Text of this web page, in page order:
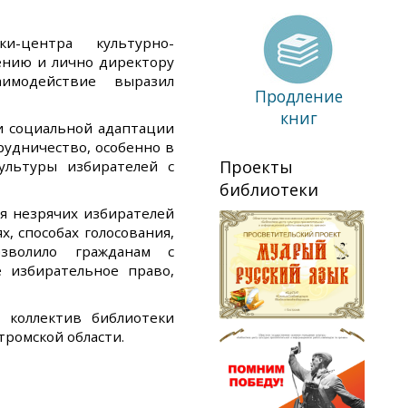
центра культурно-
и лично директору
выразил
социальной адаптации
особенно в
избирателей с
незрячих избирателей
способах голосования,
гражданам с
избирательное право,
библиотеки
области.
Продление
книг
Проекты
библиотеки